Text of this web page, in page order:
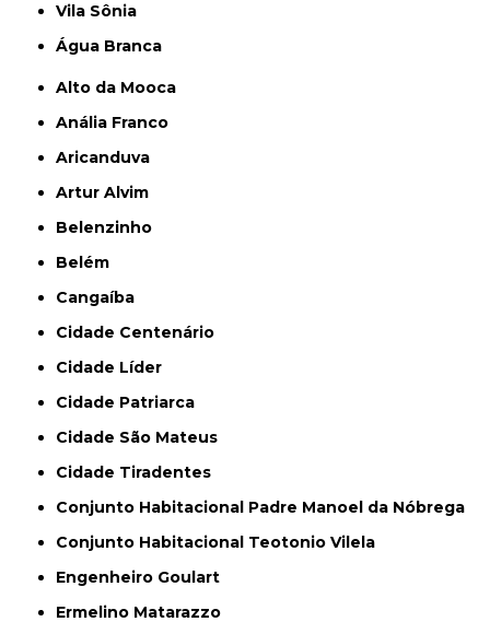
Vila Sônia
Água Branca
Alto da Mooca
Anália Franco
Aricanduva
Artur Alvim
Belenzinho
Belém
Cangaíba
Cidade Centenário
Cidade Líder
Cidade Patriarca
Cidade São Mateus
Cidade Tiradentes
Conjunto Habitacional Padre Manoel da Nóbrega
Conjunto Habitacional Teotonio Vilela
Engenheiro Goulart
Ermelino Matarazzo